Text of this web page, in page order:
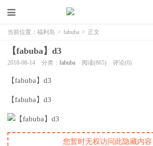
当前位置： 福利岛 > fabuba > 正文
【fabuba】d3
2018-08-14 分类： fabuba 阅读(865) 评论(0)
【fabuba】d3
【fabuba】d3
您暂时无权访问此隐藏内容